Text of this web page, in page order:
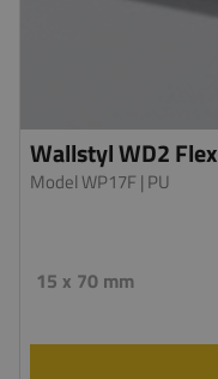
Wallstyl WD2 Flex
Model WP17F | PU
15 x 70 mm